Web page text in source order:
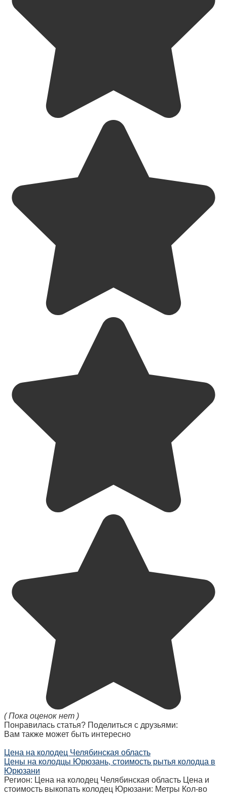
( Пока оценок нет )
Понравилась статья? Поделиться с друзьями:
Вам также может быть интересно
Цена на колодец Челябинская область
Цены на колодцы Юрюзань, стоимость рытья колодца в
Юрюзани
Регион: Цена на колодец Челябинская область Цена и
стоимость выкопать колодец Юрюзани: Метры Кол-во